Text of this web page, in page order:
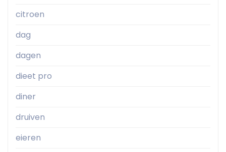
citroen
dag
dagen
dieet pro
diner
druiven
eieren